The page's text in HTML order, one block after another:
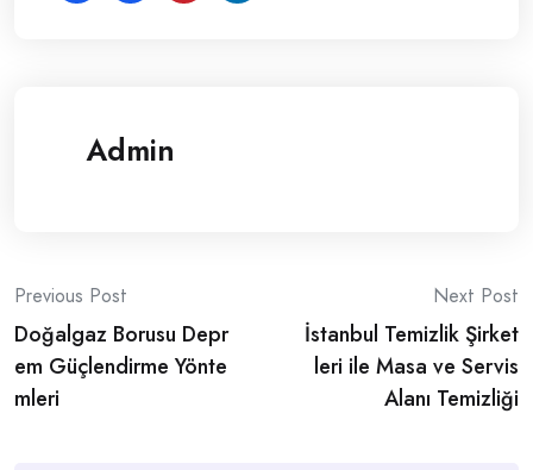
Admin
Post
navigation
Previous Post
Doğalgaz Borusu Depr
em Güçlendirme Yönte
mleri
Next Post
İstanbul Temizlik Şirket
leri ile Masa ve Servis
Alanı Temizliği